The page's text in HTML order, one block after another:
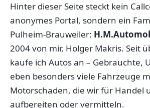
Hinter dieser Seite steckt kein
anonymes Portal, sondern ein
Pulheim-Brauweiler:
2004 von mir, Holger Makris. Seit
kaufe ich Autos an – Gebrauchte,
eben besonders viele Fahrzeuge
Motorschaden, die wir für Handel
aufbereiten oder vermitteln.